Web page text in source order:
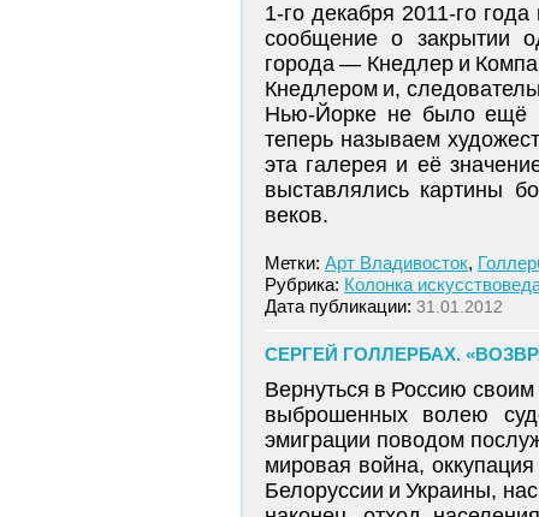
1-го декабря 2011-го
сообщение о закрытии
города — Кнедлер и
Кнедлером и,
Нью-Йорке не было ещё
теперь называем
эта галерея и её
выставлялись картины
веков.
Метки: Арт Владивосток,
Рубрика: Колонка
Дата публикации: 31.01.2012
СЕРГЕЙ ГОЛЛЕРБАХ.
Вернуться в Россию своим
выброшенных волею
эмиграции поводом
мировая война,
Белоруссии и Украины,